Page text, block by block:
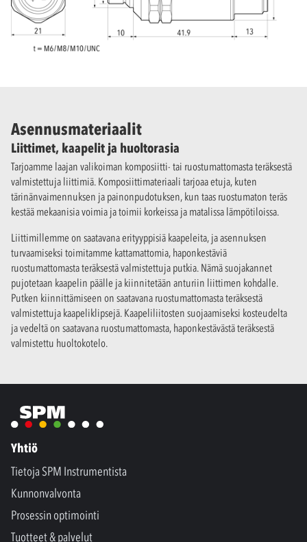
Asennusmateriaalit
Liittimet, kaapelit ja huoltorasia
Tarjoamme laajan valikoiman komposiitti- tai ruostumattomasta teräksestä
valmistettuja liittimiä. Komposiittimateriaali tarjoaa etuja, kuten
tärinänvaimennuksen ja painonpudotuksen, kun taas ruostumaton teräs
kestää mekaanisia voimia ja toimii korkeissa ja matalissa lämpötiloissa.
Liittimillemme on saatavana erityyppisiä kaapeleita, ja asennuksen
turvaamiseksi toimitamme kattamattomia, haponkestäviä
ruostumattomasta teräksestä valmistettuja putkia. Nämä suojakannet
pujotetaan kaapelin päälle ja kiinnitetään anturiin liittimen kohdalle.
Putken kiinnittämiseen on saatavana ruostumattomasta teräksestä
valmistettuja kaapeliklipsejä. Kaapeliliitosten suojaamiseksi kosteudelta
ja vedeltä on saatavana ruostumattomasta, haponkestävästä teräksestä
valmistettu huoltokotelo.
Yhtiö
Tietoja SPM Instrumentista
Kunnonvalvonta
Prosessin optimointi
Tuotteet & palvelut